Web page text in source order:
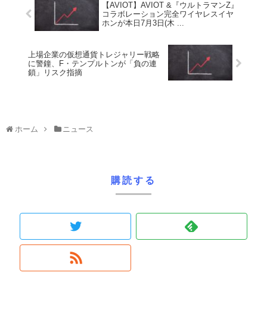
【AVIOT】AVIOT &『ウルトラマンZ』
コラボレーション完全ワイヤレスイヤ
ホンが本日7月3日(木 ...
上場企業の仮想通貨トレジャリー戦略
に警鐘、F・テンプルトンが「負の連
鎖」リスク指摘
ホーム ニュース
購読する